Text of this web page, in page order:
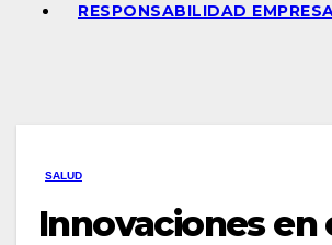
RESPONSABILIDAD
SALUD
Innovaciones en